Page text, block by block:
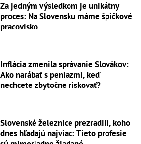
Za jedným výsledkom je unikátny
proces: Na Slovensku máme špičkové
pracovisko
Inflácia zmenila správanie Slovákov:
Ako narábať s peniazmi, keď
nechcete zbytočne riskovať?
Slovenské železnice prezradili, koho
dnes hľadajú najviac: Tieto profesie